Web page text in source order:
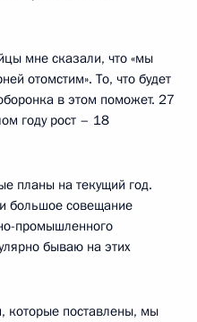
мне сказали, что «мы
отомстим». То, что будет
в этом поможет. 27
году рост – 18
планы на текущий год.
большое совещание
промышленного
бываю на этих
которые поставлены, мы